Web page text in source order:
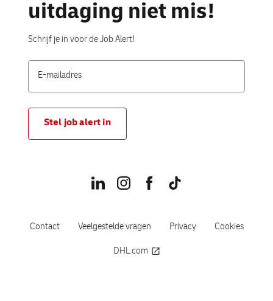
uitdaging niet mis!
Schrijf je in voor de Job Alert!
Stel job alert in
Contact Veelgestelde vragen Privacy Cookies
DHL.com